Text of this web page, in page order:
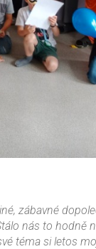
zábavné
nás to hodně
téma si letos